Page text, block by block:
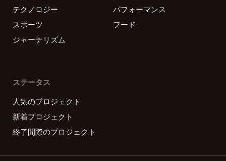
テクノロジー
パフォーマンス
スポーツ
フード
ジャーナリズム
ステータス
人気のプロジェクト
新着プロジェクト
終了間際のプロジェクト